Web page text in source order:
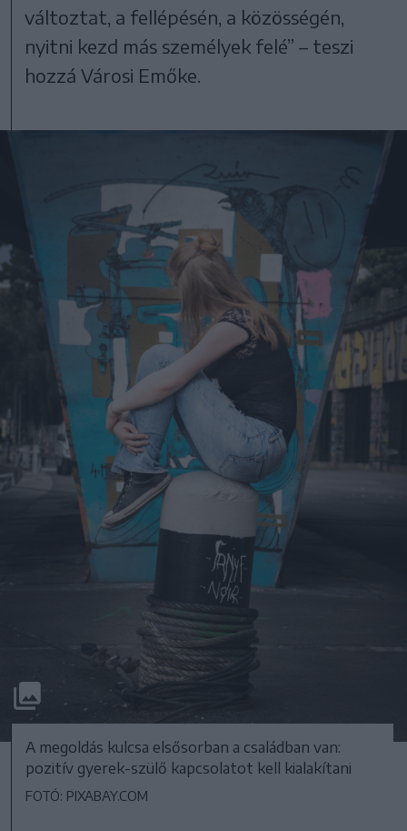
változtat, a fellépésén, a közösségén,
nyitni kezd más személyek felé” – teszi
hozzá Városi Emőke.
A megoldás kulcsa elsősorban a családban van:
pozitív gyerek-szülő kapcsolatot kell kialakítani
FOTÓ: PIXABAY.COM